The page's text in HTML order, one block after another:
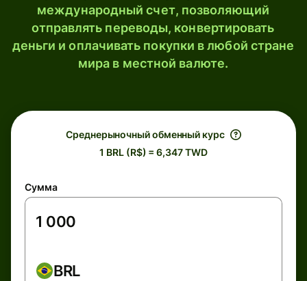
международный счет, позволяющий
отправлять переводы, конвертировать
деньги и оплачивать покупки в любой стране
мира в местной валюте.
Среднерыночный обменный курс
1 BRL (R$) = 6,347 TWD
Сумма
BRL